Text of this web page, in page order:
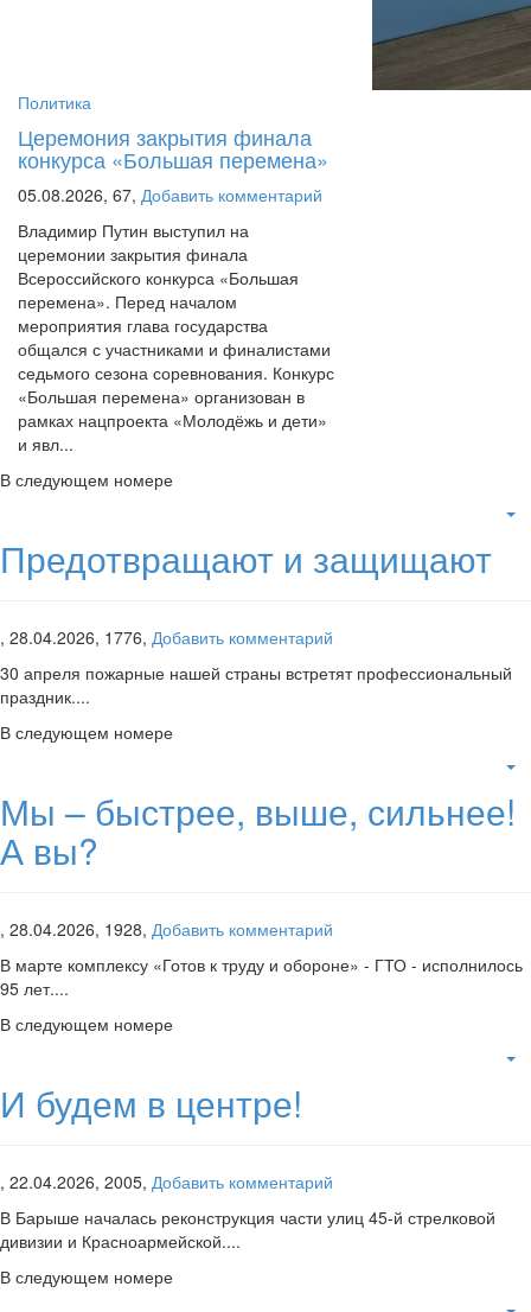
Политика
Церемония закрытия финала
конкурса «Большая перемена»
05.08.2026, 67, Добавить комментарий
Владимир Путин выступил на
церемонии закрытия финала
Всероссийского конкурса «Большая
перемена». Перед началом
мероприятия глава государства
общался с участниками и финалистами
седьмого сезона соревнования. Конкурс
«Большая перемена» организован в
рамках нацпроекта «Молодёжь и дети»
и явл...
В следующем номере
Предотвращают и защищают
, 28.04.2026, 1776, Добавить комментарий
30 апреля пожарные нашей страны встретят профессиональный
праздник....
В следующем номере
Мы – быстрее, выше, сильнее!
А вы?
, 28.04.2026, 1928, Добавить комментарий
В марте комплексу «Готов к труду и обороне» - ГТО - исполнилось
95 лет....
В следующем номере
И будем в центре!
, 22.04.2026, 2005, Добавить комментарий
В Барыше началась реконструкция части улиц 45-й стрелковой
дивизии и Красноармейской....
В следующем номере